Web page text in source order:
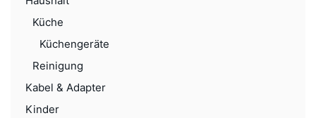
Küche
Küchengeräte
Reinigung
Kabel & Adapter
Kinder